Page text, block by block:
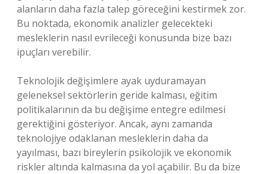
alanların daha fazla talep göreceğini kestirmek zor.
Bu noktada, ekonomik analizler gelecekteki
mesleklerin nasıl evrileceği konusunda bize bazı
ipuçları verebilir.
Teknolojik değişimlere ayak uyduramayan
geleneksel sektörlerin geride kalması, eğitim
politikalarının da bu değişime entegre edilmesi
gerektiğini gösteriyor. Ancak, aynı zamanda
teknolojiye odaklanan mesleklerin daha da
yayılması, bazı bireylerin psikolojik ve ekonomik
riskler altında kalmasına da yol açabilir. Bu da bize